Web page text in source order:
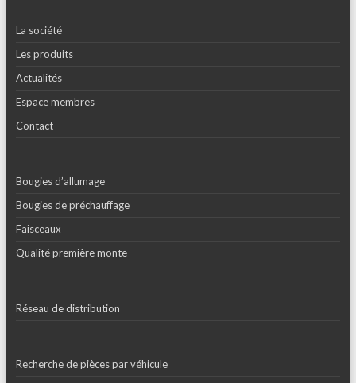
La société
Les produits
Actualités
Espace membres
Contact
Bougies d’allumage
Bougies de préchauffage
Faisceaux
Qualité première monte
Réseau de distribution
Recherche de pièces par véhicule